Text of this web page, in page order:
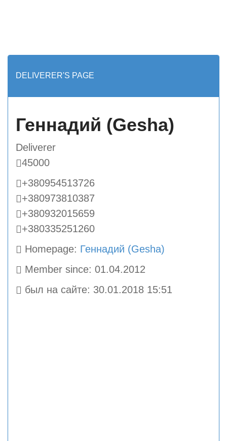
DELIVERER'S PAGE
Геннадий (Gesha)
Deliverer
45000
+380954513726
+380973810387
+380932015659
+380335251260
Homepage: Геннадий (Gesha)
Member since: 01.04.2012
был на сайте: 30.01.2018 15:51